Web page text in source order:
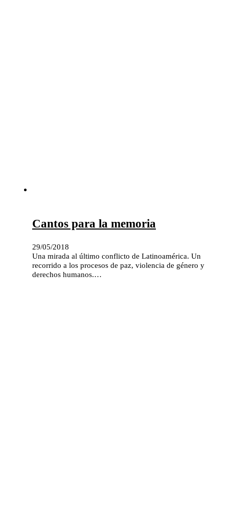
Cantos para la memoria
29/05/2018
Una mirada al último conflicto de Latinoamérica. Un
recorrido a los procesos de paz, violencia de género y
derechos humanos.…